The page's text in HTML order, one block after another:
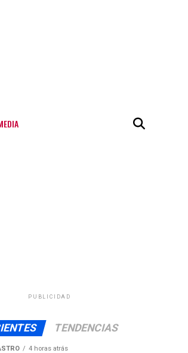
PUBLICIDAD
TENDENCIAS
4 horas atrás